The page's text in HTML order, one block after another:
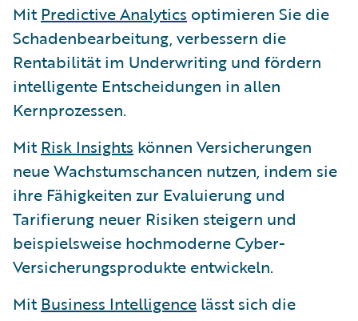
MitPredictive Analytics optimieren Sie die
Schadenbearbeitung, verbessern die
Rentabilität im Underwriting und fördern
intelligente Entscheidungen in allen
Kernprozessen.
MitRisk Insights können Versicherungen
neue Wachstumschancen nutzen, indem sie
ihre Fähigkeiten zur Evaluierung und
Tarifierung neuer Risiken steigern und
beispielsweise hochmoderne Cyber-
Versicherungsprodukte entwickeln.
MitBusiness Intelligence lässt sich die